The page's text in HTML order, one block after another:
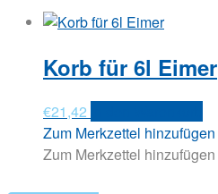
Korb für 6l Eimer
€21,42
Zum Merkzettel hinzufügen
Zum Merkzettel hinzufügen